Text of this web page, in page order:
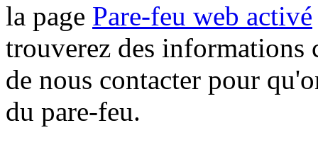
la page Pare-feu web activé
trouverez des informations
de nous contacter pour
du pare-feu.